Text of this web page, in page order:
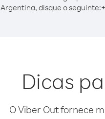
Argentina, disque o seguinte:+
Dicas
O Viber Out fornece